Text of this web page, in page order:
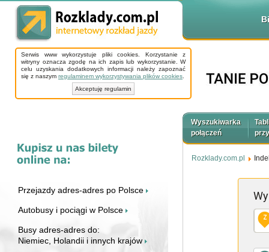
Serwis www wykorzystuje pliki cookies. Korzystanie z
witryny oznacza zgodę na ich zapis lub wykorzystanie. W
celu uzyskania dodatkowych informacji należy zapoznać
się z naszym regulaminem wykorzystywania plików cookies
Akceptuję regulamin
Przejazdy adres-adres po Polsce
Autobusy i pociągi w Polsce
Busy adres-adres do:
Niemiec, Holandii i innych krajów
Wyszukiwarka
połączeń
Rozklady.com.pl
Z